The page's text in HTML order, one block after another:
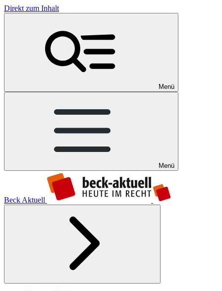
Direkt zum Inhalt
Menü
Menü
Beck Aktuell